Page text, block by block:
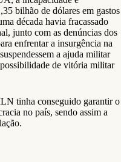
bilhão de dólares em gastos
década havia fracassado
junto com as denúncias dos
enfrentar a insurgência na
a ajuda militar
de vitória militar
tinha conseguido garantir o
no país, sendo assim a